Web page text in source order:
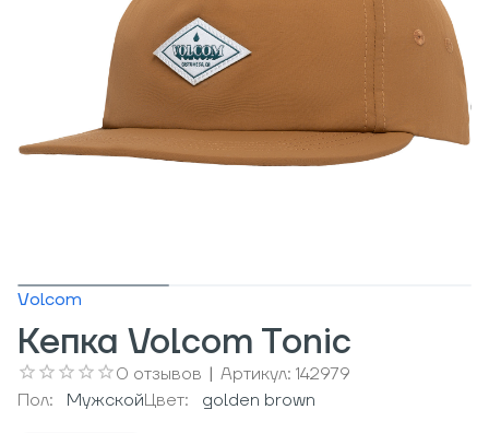
Volcom
Кепка Volcom Tonic
0 отзывов | Артикул: 142979
Пол:
МужcкойЦвет: golden brown